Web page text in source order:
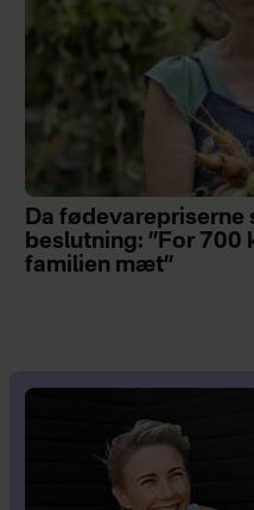
Da fødevarepriserne
beslutning: ”For 700
familien mæt”